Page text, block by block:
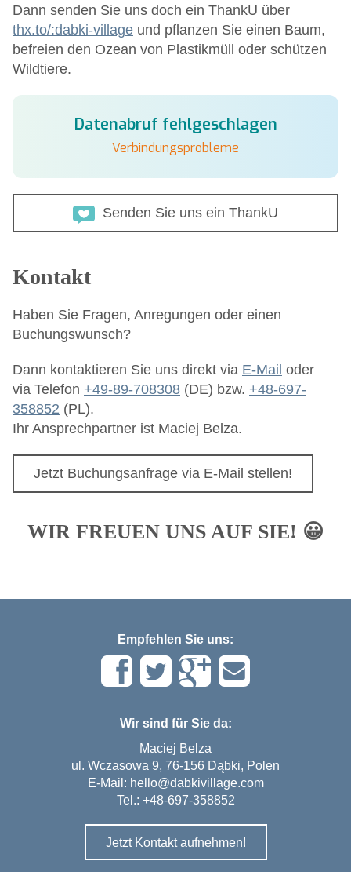
Dann senden Sie uns doch ein ThankU über
thx.to/:dabki-village und pflanzen Sie einen Baum,
befreien den Ozean von Plastikmüll oder schützen
Wildtiere.
Senden Sie uns ein ThankU
Kontakt
Haben Sie Fragen, Anregungen oder einen
Buchungswunsch?
Dann kontaktieren Sie uns direkt via E-Mail oder
via Telefon +49-89-708308 (DE) bzw. +48-697-
358852 (PL).
Ihr Ansprechpartner ist Maciej Belza.
Jetzt Buchungsanfrage via E-Mail stellen!
WIR FREUEN UNS AUF SIE! 😀
Empfehlen Sie uns:
Wir sind für Sie da:
Maciej Belza
ul. Wczasowa 9, 76-156 Dąbki, Polen
E-Mail: hello@dabkivillage.com
Tel.: +48-697-358852
Jetzt Kontakt aufnehmen!